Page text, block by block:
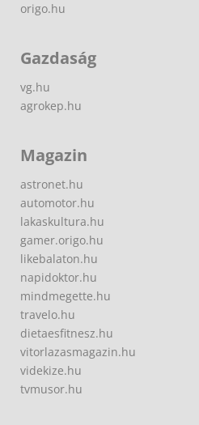
origo.hu
Gazdaság
vg.hu
agrokep.hu
Magazin
astronet.hu
automotor.hu
lakaskultura.hu
gamer.origo.hu
likebalaton.hu
napidoktor.hu
mindmegette.hu
travelo.hu
dietaesfitnesz.hu
vitorlazasmagazin.hu
videkize.hu
tvmusor.hu